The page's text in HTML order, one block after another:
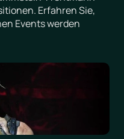
Erfahren Sie,
Events werden